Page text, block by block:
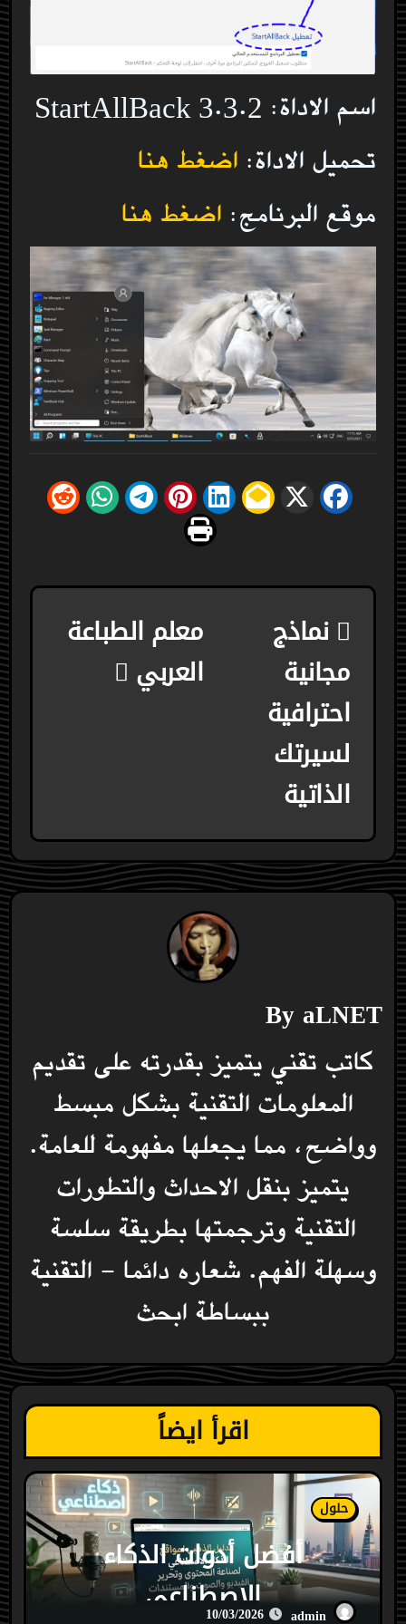
اسم الاداة: StartAllBack 3.3.2
تحميل الاداة: اضغط هنا
موقع البرنامج: اضغط هنا
تصفّح
المقالات
نماذج
مجانية
احترافية
لسيرتك
الذاتية
معلم الطباعة
العربي
ByaLNET
كاتب تقني يتميز بقدرته على تقديم
المعلومات التقنية بشكل مبسط
وواضح، مما يجعلها مفهومة للعامة.
يتميز بنقل الاحداث والتطورات
التقنية وترجمتها بطريقة سلسة
وسهلة الفهم. شعاره دائما - التقنية
ببساطة ابحث
اقرأ ايضاً
حلول
أفضل أدوات الذكاء
الاصطناعي
admin
10/03/2026